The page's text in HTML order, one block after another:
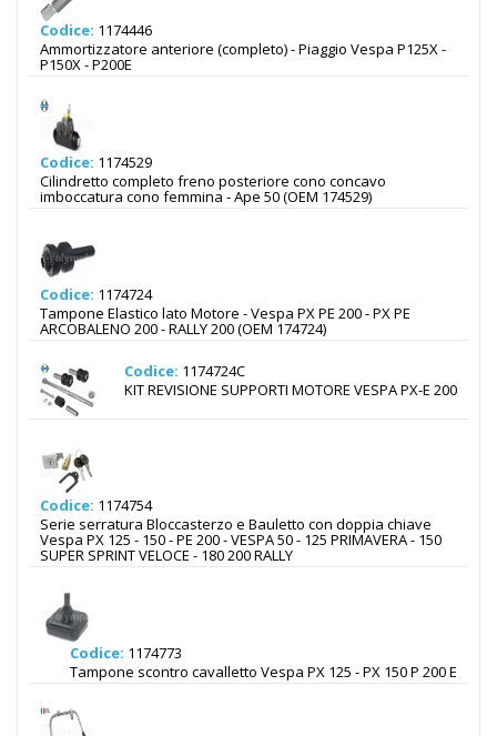
Codice: 1174446
Ammortizzatore anteriore (completo) - Piaggio Vespa P125X -
P150X - P200E
Codice: 1174529
Cilindretto completo freno posteriore cono concavo
imboccatura cono femmina - Ape 50 (OEM 174529)
Codice: 1174724
Tampone Elastico lato Motore - Vespa PX PE 200 - PX PE
ARCOBALENO 200 - RALLY 200 (OEM 174724)
Codice: 1174724C
KIT REVISIONE SUPPORTI MOTORE VESPA PX-E 200
Codice: 1174754
Serie serratura Bloccasterzo e Bauletto con doppia chiave
Vespa PX 125 - 150 - PE 200 - VESPA 50 - 125 PRIMAVERA - 150
SUPER SPRINT VELOCE - 180 200 RALLY
Codice: 1174773
Tampone scontro cavalletto Vespa PX 125 - PX 150 P 200 E